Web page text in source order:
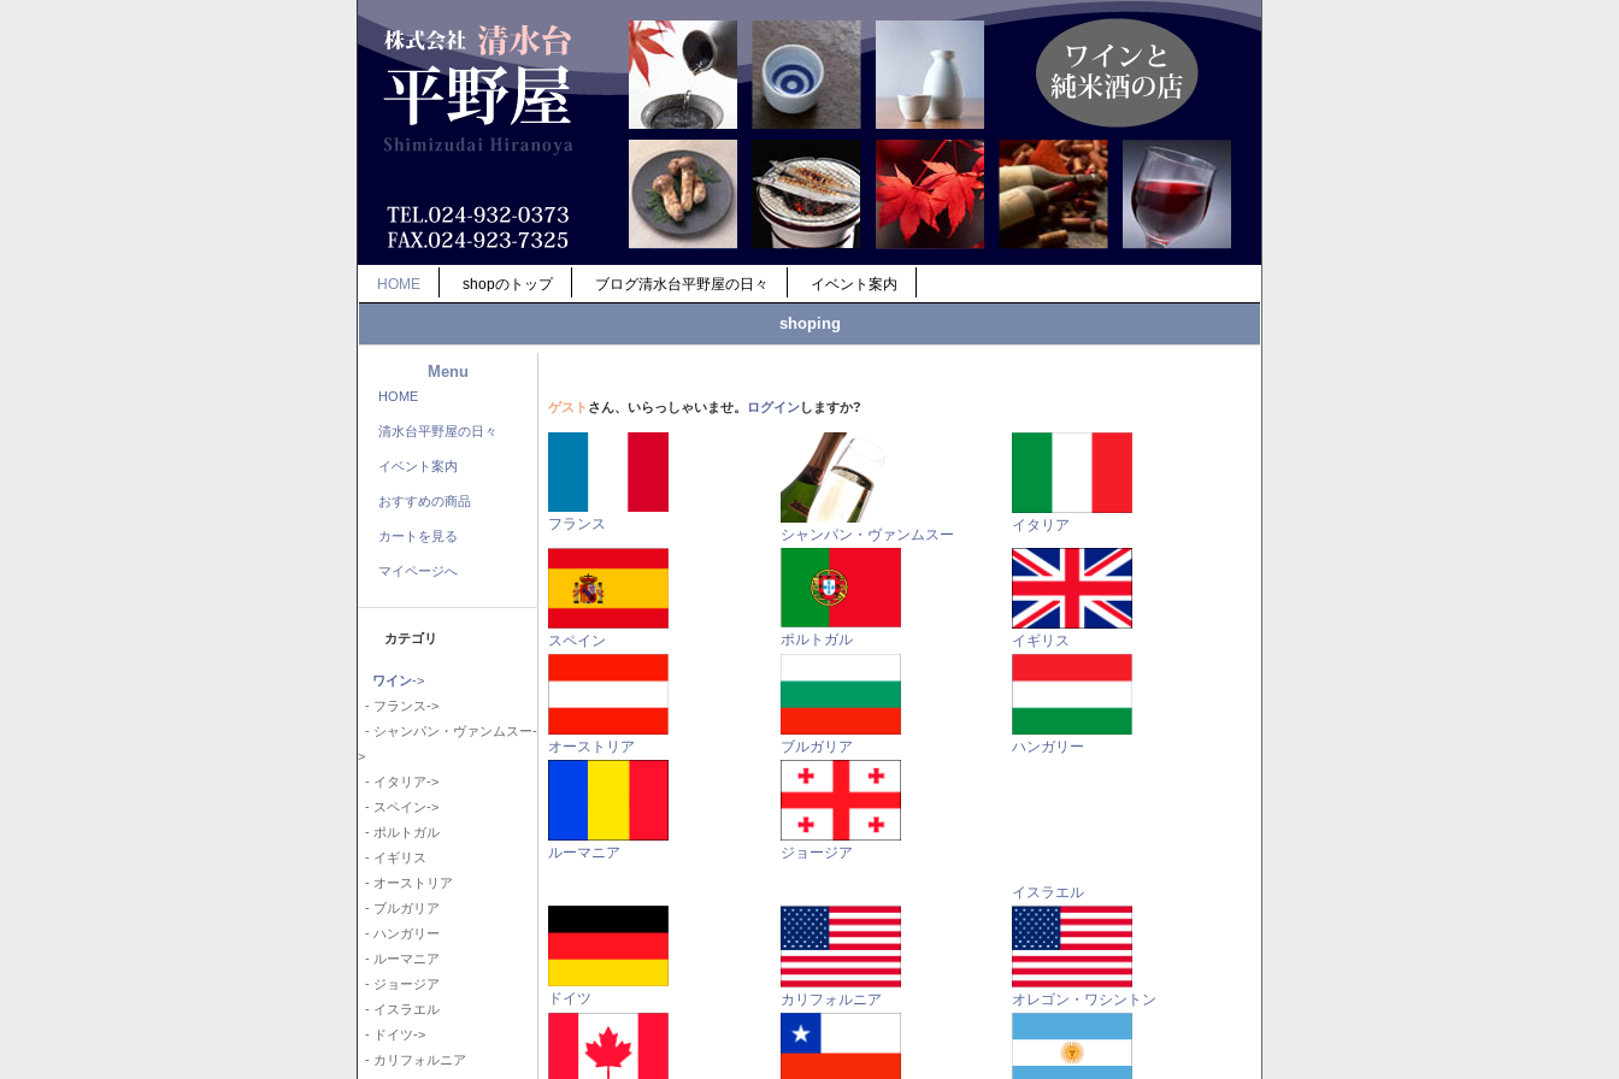
HOME shopのトップ ブログ清水台平野屋の日々 イベント案内
shoping
Menu
HOME
清水台平野屋の日々
イベント案内
おすすめの商品
カートを見る
マイページへ
カテゴリ
ワイン->
- フランス->
- シャンパン・ヴァンムスー-
>
- イタリア->
- スペイン->
- ポルトガル
- イギリス
- オーストリア
- ブルガリア
- ハンガリー
- ルーマニア
- ジョージア
- イスラエル
- ドイツ->
- カリフォルニア
ゲスト さん、いらっしゃいませ。 ログインしますか?
フランス
シャンパン・ヴァンムスー
イタリア
スペイン ポルトガル イギリス
オーストリア ブルガリア ハンガリー
ルーマニア ジョージア
イスラエル
ドイツ カリフォルニア オレゴン・ワシントン